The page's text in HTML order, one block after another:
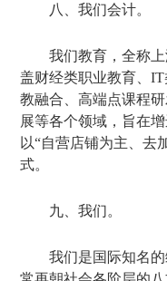
八、我们会计。
我们教育，全称
盖财经类职业教育、
教融合、高端点课程
展等各个领域，旨在
以“自营店铺为主、去
式。
九、我们。
我们是国际知名